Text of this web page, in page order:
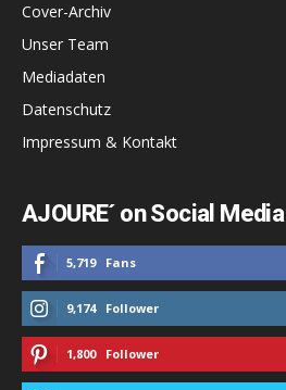
Cover-Archiv
Unser Team
Mediadaten
Datenschutz
Impressum & Kontakt
AJOURE´ on Social Media
5,719 Fans
9,174 Follower
1,800 Follower